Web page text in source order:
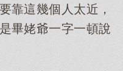
靠這幾個人太近，
畢姥爺一字一頓說